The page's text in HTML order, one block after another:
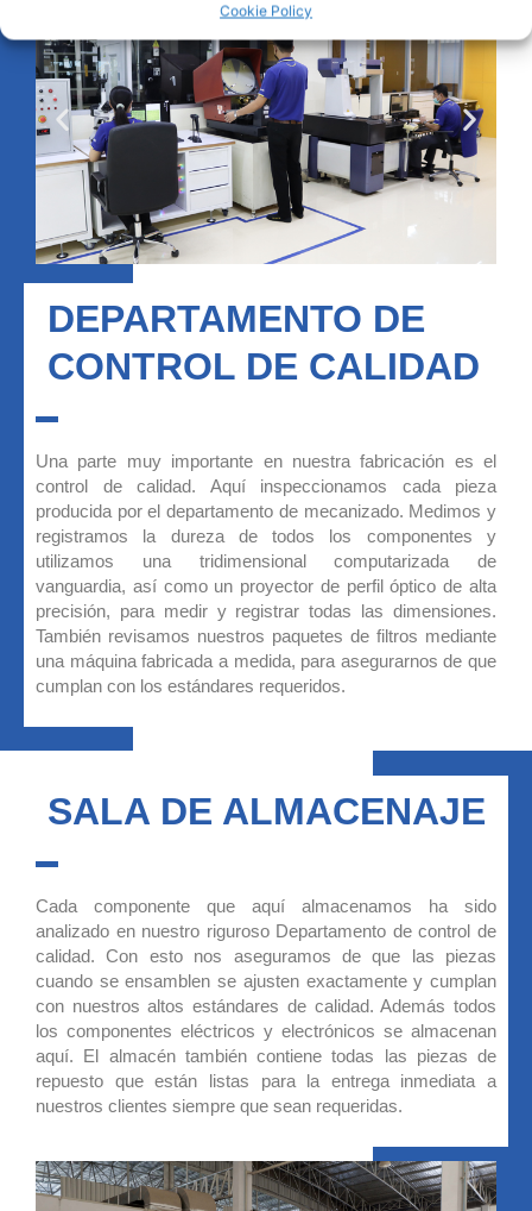
Cookie Policy
DEPARTAMENTO DE
CONTROL DE CALIDAD
Una parte muy importante en nuestra fabricación es el
control de calidad. Aquí inspeccionamos cada pieza
producida por el departamento de mecanizado. Medimos y
registramos la dureza de todos los componentes y
utilizamos una tridimensional computarizada de
vanguardia, así como un proyector de perfil óptico de alta
precisión, para medir y registrar todas las dimensiones.
También revisamos nuestros paquetes de filtros mediante
una máquina fabricada a medida, para asegurarnos de que
cumplan con los estándares requeridos.
SALA DE ALMACENAJE
Cada componente que aquí almacenamos ha sido
analizado en nuestro riguroso Departamento de control de
calidad. Con esto nos aseguramos de que las piezas
cuando se ensamblen se ajusten exactamente y cumplan
con nuestros altos estándares de calidad. Además todos
los componentes eléctricos y electrónicos se almacenan
aquí. El almacén también contiene todas las piezas de
repuesto que están listas para la entrega inmediata a
nuestros clientes siempre que sean requeridas.